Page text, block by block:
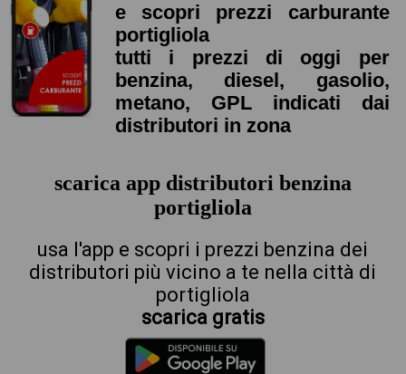
e scopri prezzi carburante
portigliola
tutti i prezzi di oggi per
benzina, diesel, gasolio,
metano, GPL indicati dai
distributori in zona
scarica app distributori benzina
portigliola
usa l'app e scopri i prezzi benzina dei
distributori più vicino a te nella città di
portigliola
scarica gratis